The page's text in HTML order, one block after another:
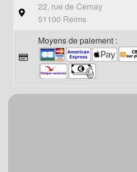
22, rue de Cernay
51100 Reims
Moyens de paiement :